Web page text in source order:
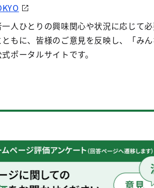
人ひとりの興味関心や状況に応じて
ともに、皆様のご意見を反映し、「み
ポータルサイトです。